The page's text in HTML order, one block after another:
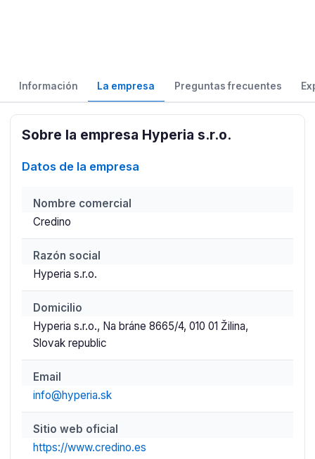
Información La empresa Preguntas frecuentes
Sobre la empresa Hyperia s.r.o.
Datos de la empresa
Nombre comercial
Credino
Razón social
Hyperia s.r.o.
Domicilio
Hyperia s.r.o., Na bráne 8665/4, 010 01 Žilina,
Slovak republic
Email
info@hyperia.sk
Sitio web oficial
https://www.credino.es